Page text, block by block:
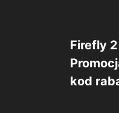
Firefly
kod